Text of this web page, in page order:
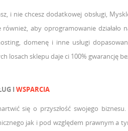
i nie chcesz dodatkowej obsługi,
aby oprogramowanie
domenę i inne usługi
losach sklepu daje ci 100% gwarancję
I WSPARCIA
się o przyszłość swojego
jak i pod względem prawnym a